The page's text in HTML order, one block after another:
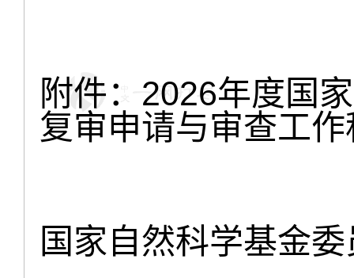
附件：2026年度国
复审申请与审查工
国家自然科学基金